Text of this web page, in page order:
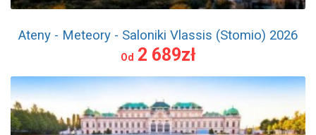
Ateny - Meteory - Saloniki Vlassis (Stomio) 2026
Od 2 689zł